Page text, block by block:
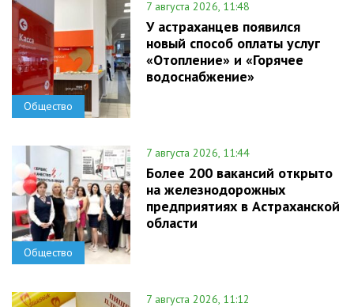
Общество
7 августа 2026, 11:48
У астраханцев появился
новый способ оплаты услуг
«Отопление» и «Горячее
водоснабжение»
Общество
7 августа 2026, 11:44
Более 200 вакансий открыто
на железнодорожных
предприятиях в Астраханской
области
7 августа 2026, 11:12